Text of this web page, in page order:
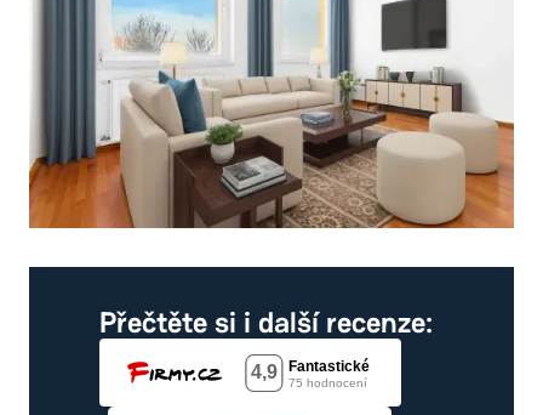
Přečtěte si i další recenze: